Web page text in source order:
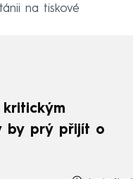
na tiskové
kritickým
by prý přijít o